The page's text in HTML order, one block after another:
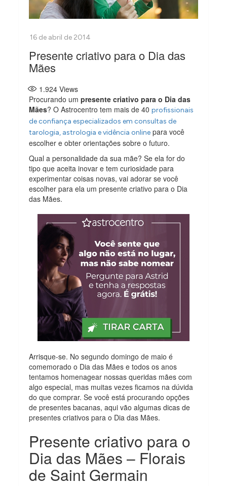
Presente criativo para o Dia das
Mães
1.924 Views
Procurando umpresente criativo para o Dia das
Mães? O Astrocentro tem mais de 40profissionais
de confiança especializados em consultas de
tarologia, astrologia e vidência online para você
escolher e obter orientações sobre o futuro.
Qual a personalidade da sua mãe? Se ela for do
tipo que aceita inovar e tem curiosidade para
experimentar coisas novas, vai adorar se você
escolher para ela um presente criativo para o Dia
das Mães.
Arrisque-se. No segundo domingo de maio é
comemorado o Dia das Mães e todos os anos
tentamos homenagear nossas queridas mães com
algo especial, mas muitas vezes ficamos na dúvida
do que comprar. Se você está procurando opções
de presentes bacanas, aqui vão algumas dicas de
presentes criativos para o Dia das Mães.
Presente criativo para o
Dia das Mães – Florais
de Saint Germain